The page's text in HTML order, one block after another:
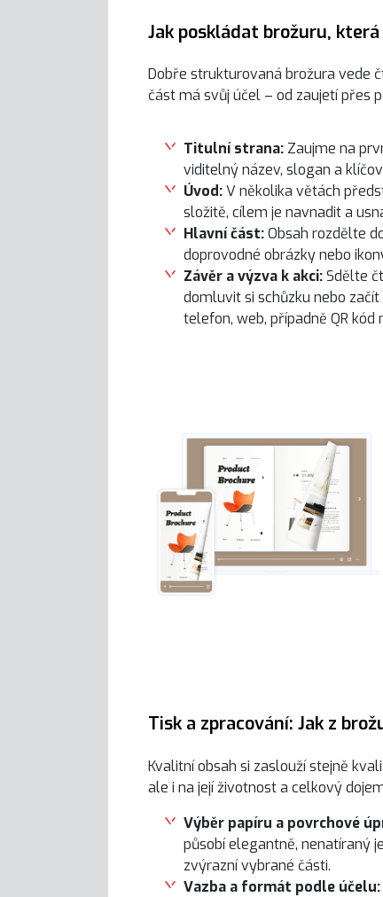
Jak poskládat brožuru,
Dobře strukturovaná brožura vede
část má svůj účel – od zaujetí přes
Titulní strana: Zaujme na
viditelný název, slogan a
Úvod:V několika větách
složitě, cílem je navnadit a
Hlavní část:Obsah rozdělte
doprovodné obrázky nebo
Závěr a výzva k akci:Sdělte
domluvit si schůzku nebo
telefon, web, případně QR kód
Tisk a zpracování: Jak z
Kvalitní obsah si zaslouží stejně
ale i na její životnost a celkový
Výběr papíru a povrchové
působí elegantně, nenatíraný
zvýrazní vybrané části.
Vazba a formát podle účelu: